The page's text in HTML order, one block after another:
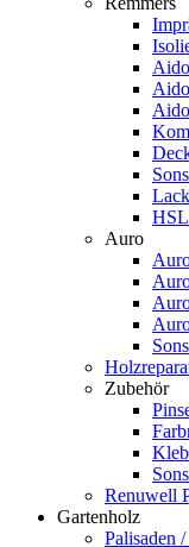
Auro
Zubehör
Renuwell
Gartenholz
Palisaden